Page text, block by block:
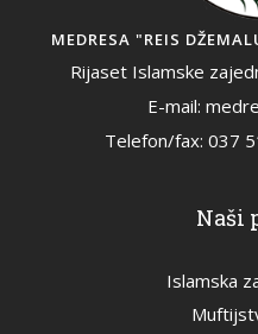
MEDRESA "REIS
Rijaset Islamske
E-mail:
Telefon/fax: 037
Naši
Islamska